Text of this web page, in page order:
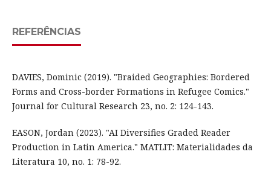
REFERÊNCIAS
DAVIES, Dominic (2019). "Braided Geographies: Bordered
Forms and Cross-border Formations in Refugee Comics."
Journal for Cultural Research 23, no. 2: 124-143.
EASON, Jordan (2023). "AI Diversifies Graded Reader
Production in Latin America." MATLIT: Materialidades da
Literatura 10, no. 1: 78-92.